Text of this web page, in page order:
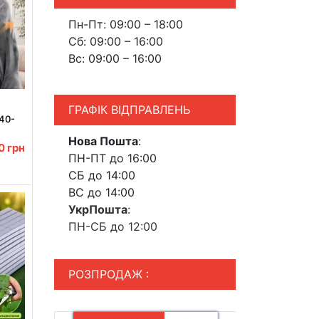
грн
Пн-Пт: 09:00 – 18:00
Сб: 09:00 – 16:00
Вс: 09:00 – 16:00
ГРАФІК ВІДПРАВЛЕНЬ
Нова Пошта:
ПН-ПТ до 16:00
СБ до 14:00
ВС до 14:00
УкрПошта:
ПН-СБ до 12:00
РОЗПРОДАЖ :